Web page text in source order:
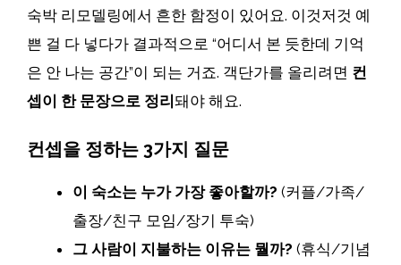
숙박 리모델링에서 흔한 함정이 있어요. 이것저것 예
쁜 걸 다 넣다가 결과적으로 “어디서 본 듯한데 기억
은 안 나는 공간”이 되는 거죠. 객단가를 올리려면 컨
셉이 한 문장으로 정리 돼야 해요.
컨셉을 정하는 3가지 질문
이 숙소는 누가 가장 좋아할까? (커플/가족/
출장/친구 모임/장기 투숙)
그 사람이 지불하는 이유는 뭘까? (휴식/기념